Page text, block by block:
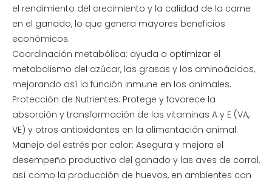
el rendimiento del crecimiento y la calidad de la carne
en el ganado, lo que genera mayores beneficios
económicos.
Coordinación metabólica: ayuda a optimizar el
metabolismo del azúcar, las grasas y los aminoácidos,
mejorando así la función inmune en los animales.
Protección de Nutrientes: Protege y favorece la
absorción y transformación de las vitaminas A y E (VA,
VE) y otros antioxidantes en la alimentación animal.
Manejo del estrés por calor: Asegura y mejora el
desempeño productivo del ganado y las aves de corral,
así como la producción de huevos, en ambientes con